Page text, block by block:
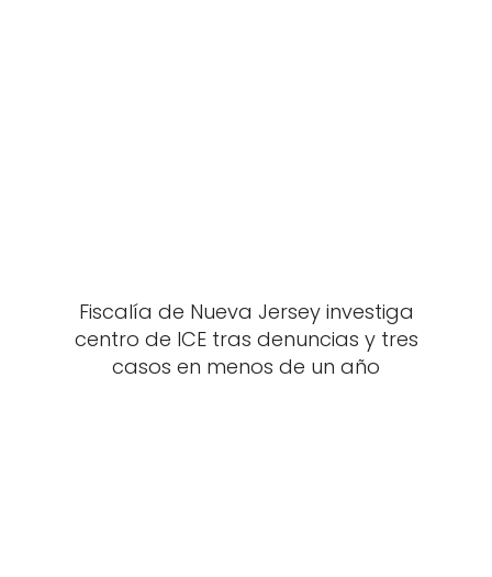
Fiscalía de Nueva Jersey investiga
centro de ICE tras denuncias y tres
casos en menos de un año